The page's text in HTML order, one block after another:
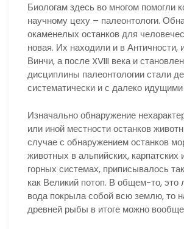
Биологам здесь во многом помогли
научному цеху – палеонтологи.
окаменелых останков для
новая. Их находили и в Античности,
Винчи, а после XVIII века и
дисциплины палеонтологии стали
систематически и с далеко
Изначально обнаружение
или иной местности останков
случае с обнаружением останков
животных в альпийских, карпатских
горных системах, приписывалось
как Великий потоп. В общем-то, это
вода покрыла собой всю землю, то
древней рыбы в итоге можно вообще